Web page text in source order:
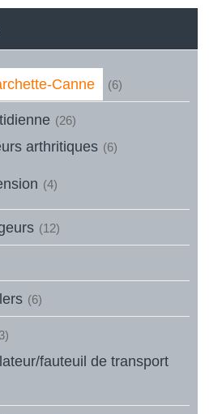
Canne (6)
(26)
arthritiques (6)
(4)
(12)
(6)
fauteuil de transport